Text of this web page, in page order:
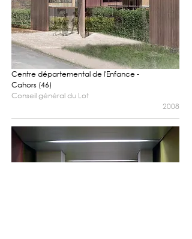
Centre départemental de l'Enfance -
Cahors (46)
Conseil général du Lot
2008